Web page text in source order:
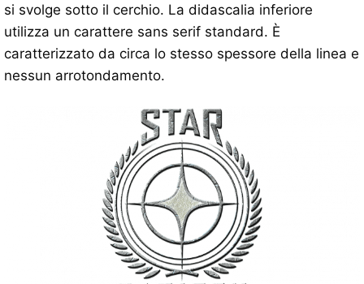
si svolge sotto il cerchio. La didascalia inferiore
utilizza un carattere sans serif standard. È
caratterizzato da circa lo stesso spessore della linea e
nessun arrotondamento.